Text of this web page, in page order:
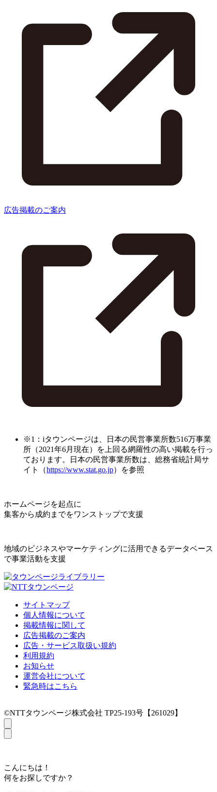
広告掲載のご案内
※1：iタウンページは、日本の民営事業所数516万事業
所（2021年6月現在）を上回る網羅性の高い掲載を行っ
ております。日本の民営事業所数は、総務省統計局サ
イト（https://www.stat.go.jp）を参照
ホームページを起点に
集客から成約までをワンストップで支援
地域のビジネスやマーケティングに活用できるデータベース
で事業活動を支援
サイトマップ
個人情報について
掲載情報に関して
広告掲載のご案内
広告・サービス取扱い規約
利用規約
お知らせ
運営会社について
緊急時はこちら
©NTTタウンページ株式会社 TP25-193号【261029】
こんにちは！
何をお探しですか？